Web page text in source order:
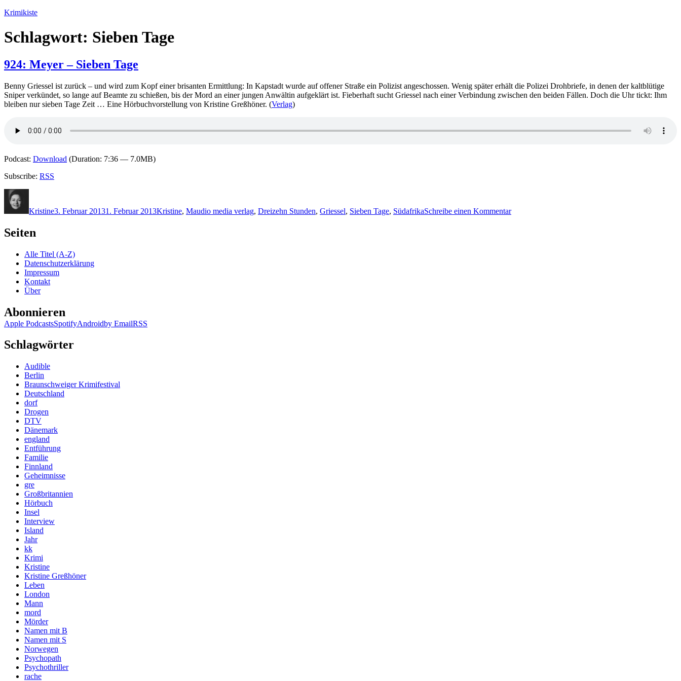
Zum
springen
Krimikiste
Schlagwort: Sieben Tage
924: Meyer – Sieben Tage
Benny Griessel ist zurück – und wird zum Kopf einer brisanten Ermittlung: In Kapstadt wurde auf offener Straße ein Polizist angeschossen. Wenig später erhält die Polizei Drohbriefe, in denen der kaltblütige
Sniper verkündet, so lange auf Beamte zu schießen, bis der Mord an einer jungen Anwältin aufgeklärt ist. Fieberhaft sucht Griessel nach einer Verbindung zwischen den beiden Fällen. Doch die Uhr tickt: Ihm
bleiben nur sieben Tage Zeit … Eine Hörbuchvorstellung von Kristine Greßhöner. (Verlag)
Podcast: Download (Duration: 7:36 — 7.0MB)
Subscribe: RSS
Kristine3. Februar 20131. Februar 2013Kristine, Maudio media verlag, Dreizehn Stunden, Griessel, Sieben Tage, SüdafrikaSchreibe einen KommentarMeyer
Seiten
Alle Titel (A-Z)
Datenschutzerklärung
Impressum
Kontakt
Über
Abonnieren
Apple PodcastsSpotifyAndroidby EmailRSS
Schlagwörter
Audible
Berlin
Braunschweiger Krimifestival
Deutschland
dorf
Drogen
DTV
Dänemark
england
Entführung
Familie
Finnland
Geheimnisse
gre
Großbritannien
Hörbuch
Insel
Interview
Island
Jahr
kk
Krimi
Kristine
Kristine Greßhöner
Leben
London
Mann
mord
Mörder
Namen mit B
Namen mit S
Norwegen
Psychopath
Psychothriller
rache